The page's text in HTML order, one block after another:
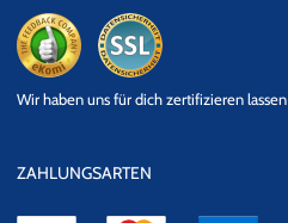
Datensicherheit
Wir haben uns für dich zertifizieren lassen
ZAHLUNGSARTEN